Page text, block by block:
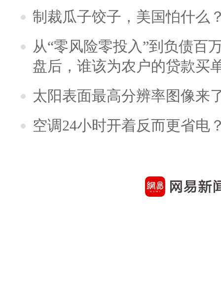
制裁瓜子饺子，美国怕什么
从“零风险零投入”到负债百
盘后，谁该为农户的贷款买
太阳表面最高分辨率图像来
空调24小时开着反而更省电